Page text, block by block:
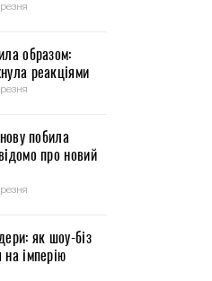
образом:
реакціями
побила
про новий
як шоу-біз
на імперію